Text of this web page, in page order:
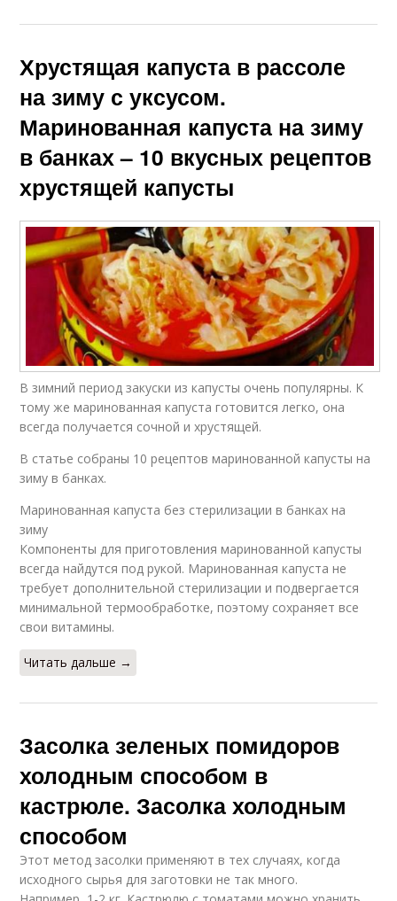
Хрустящая капуста в рассоле
на зиму с уксусом.
Маринованная капуста на зиму
в банках – 10 вкусных рецептов
хрустящей капусты
В зимний период закуски из капусты очень популярны. К
тому же маринованная капуста готовится легко, она
всегда получается сочной и хрустящей.
В статье собраны 10 рецептов маринованной капусты на
зиму в банках.
Маринованная капуста без стерилизации в банках на
зиму
Компоненты для приготовления маринованной капусты
всегда найдутся под рукой. Маринованная капуста не
требует дополнительной стерилизации и подвергается
минимальной термообработке, поэтому сохраняет все
свои витамины.
Читать дальше →
Засолка зеленых помидоров
холодным способом в
кастрюле. Засолка холодным
способом
Этот метод засолки применяют в тех случаях, когда
исходного сырья для заготовки не так много.